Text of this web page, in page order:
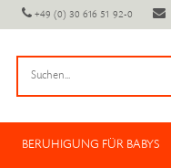
+49 (0) 30 616 51 92-0
BERUHIGUNG FÜR BABYS